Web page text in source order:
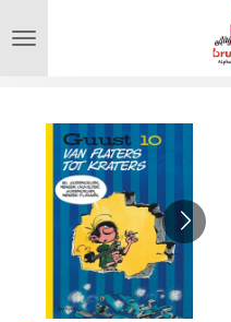
direct
hoofdinhoud